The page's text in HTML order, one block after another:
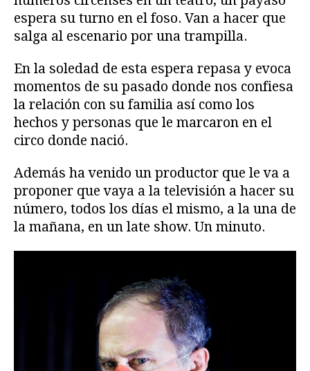
espera su turno en el foso. Van a hacer que
salga al escenario por una trampilla.
En la soledad de esta espera repasa y evoca
momentos de su pasado donde nos confiesa
la relación con su familia así como los
hechos y personas que le marcaron en el
circo donde nació.
Además ha venido un productor que le va a
proponer que vaya a la televisión a hacer su
número, todos los días el mismo, a la una de
la mañana, en un late show. Un minuto.